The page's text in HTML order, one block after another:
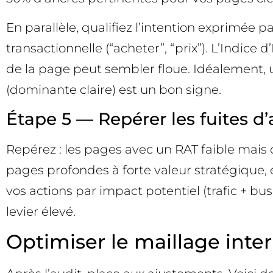
En parallèle, qualifiez l’intention exprimée
transactionnelle (“acheter”, “prix”).
de la page peut sembler floue. Idéalement,
(dominante claire) est un bon signe.
Étape 5 — Repérer les fuites
Repérez : les pages avec un RAT faible
pages profondes à forte valeur
vos actions par impact potentiel (trafic +
levier élevé.
Optimiser le maillage